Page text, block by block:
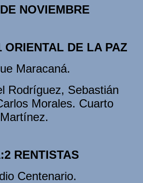
NOVIEMBRE
ORIENTAL DE LA PAZ
Maracaná.
Rodríguez, Sebastián
Morales. Cuarto
RENTISTAS
Centenario.